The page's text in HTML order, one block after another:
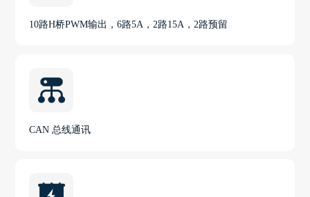
10路H桥PWM输出，6路5A，2路15A，2路预留
CAN 总线通讯